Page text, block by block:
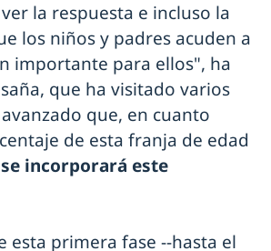
la respuesta e incluso la
los niños y padres acuden a
importante para ellos", ha
que ha visitado varios
que, en cuanto
de esta franja de edad
se incorporará este
esta primera fase --hasta el